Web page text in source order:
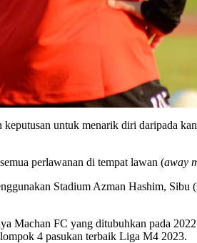
untuk menarik diri daripada
perlawanan di tempat lawan (away
Stadium Azman Hashim,
Machan FC yang ditubuhkan pada
4 pasukan terbaik Liga M4 2023.